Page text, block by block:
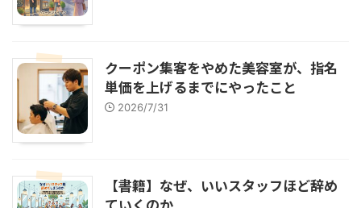
クーポン集客をやめた美容室が、指名
単価を上げるまでにやったこと
2026/7/31
【書籍】なぜ、いいスタッフほど辞め